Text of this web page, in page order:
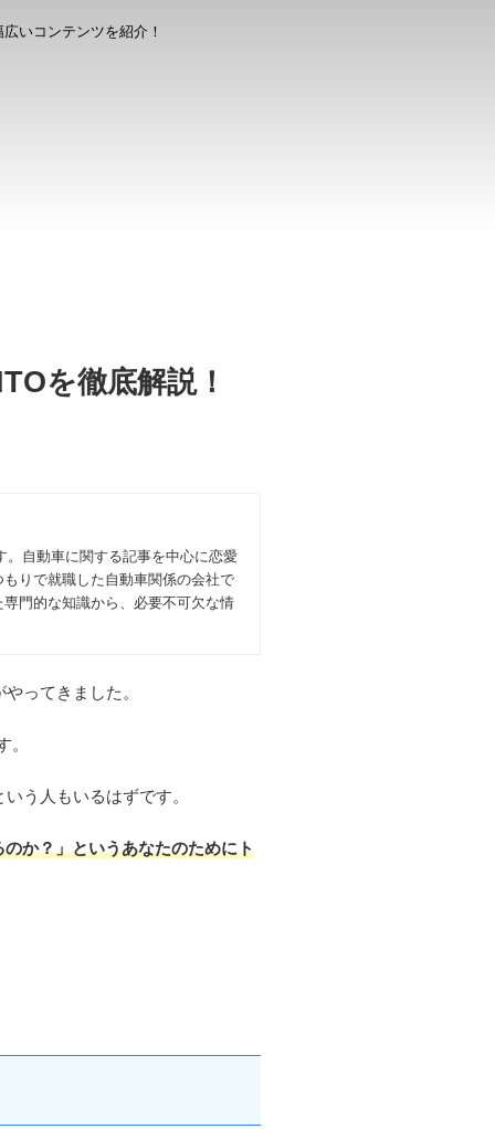
いコンテンツを紹介！
を徹底解説！
自動車に関する記事を中心に恋愛
りで就職した自動車関係の会社で
門的な知識から、必要不可欠な情
ってきました。
う人もいるはずです。
か？」というあなたのためにト